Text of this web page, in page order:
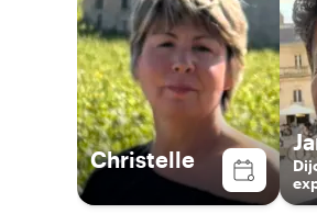
Christelle